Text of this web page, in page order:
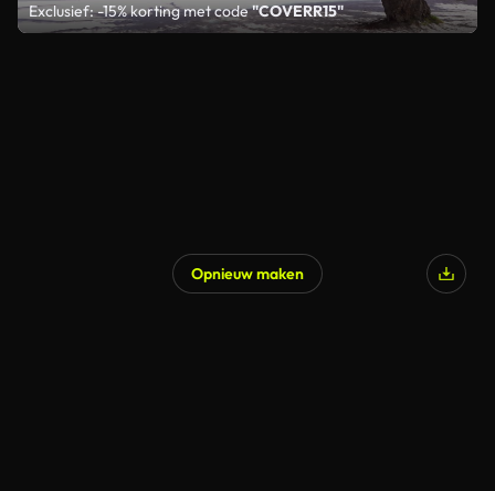
Exclusief: -15% korting met code"COVERR15"
Opnieuw maken